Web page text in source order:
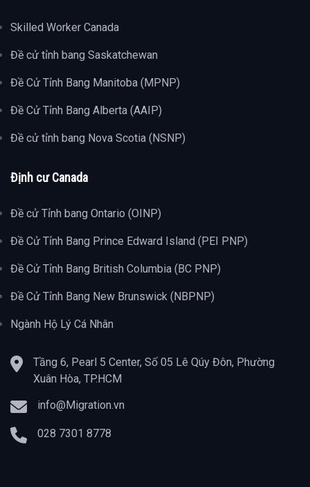
Skilled Worker Canada
Đề cử tỉnh bang Saskatchewan
Đề Cử Tỉnh Bang Manitoba (MPNP)
Đề Cử Tỉnh Bang Alberta (AAIP)
Đề cử tỉnh bang Nova Scotia (NSNP)
Định cư Canada
Đề cử Tỉnh bang Ontario (OINP)
Đề Cử Tỉnh Bang Prince Edward Island (PEI PNP)
Đề Cử Tỉnh Bang British Columbia (BC PNP)
Đề Cử Tỉnh Bang New Brunswick (NBPNP)
Ngành Hộ Lý Cá Nhân
Tầng 6, Pearl 5 Center, Số 05 Lê Qúy Đôn, Phường
Xuân Hòa, TP.HCM
info@Migration.vn
028 7301 8778